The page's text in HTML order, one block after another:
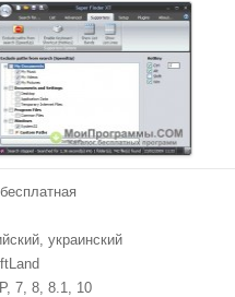
украинский
7, 8, 8.1, 10